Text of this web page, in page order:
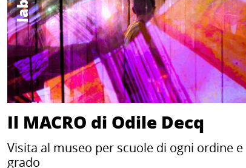
Il MACRO di Odile Decq
Visita al museo per scuole di ogni ordine e
grado